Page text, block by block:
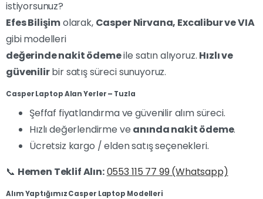
istiyorsunuz?
Efes Bilişimolarak, Casper Nirvana, Excalibur ve VIA
gibi modelleri
değerinde nakit ödemeile satın alıyoruz. Hızlı ve
güvenilirbir satış süreci sunuyoruz.
Casper Laptop Alan Yerler – Tuzla
Şeffaf fiyatlandırma ve güvenilir alım süreci.
Hızlı değerlendirme ve anında nakit ödeme.
Ücretsiz kargo / elden satış seçenekleri.
📞 Hemen Teklif Alın:0553 115 77 99 (Whatsapp)
Alım Yaptığımız Casper Laptop Modelleri